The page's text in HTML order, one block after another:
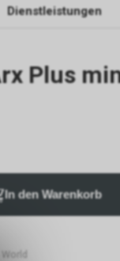
Dienstleistungen
Plus
In den Warenkorb